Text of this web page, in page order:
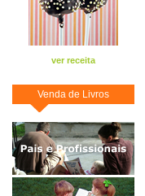
ver receita
Venda de Livros